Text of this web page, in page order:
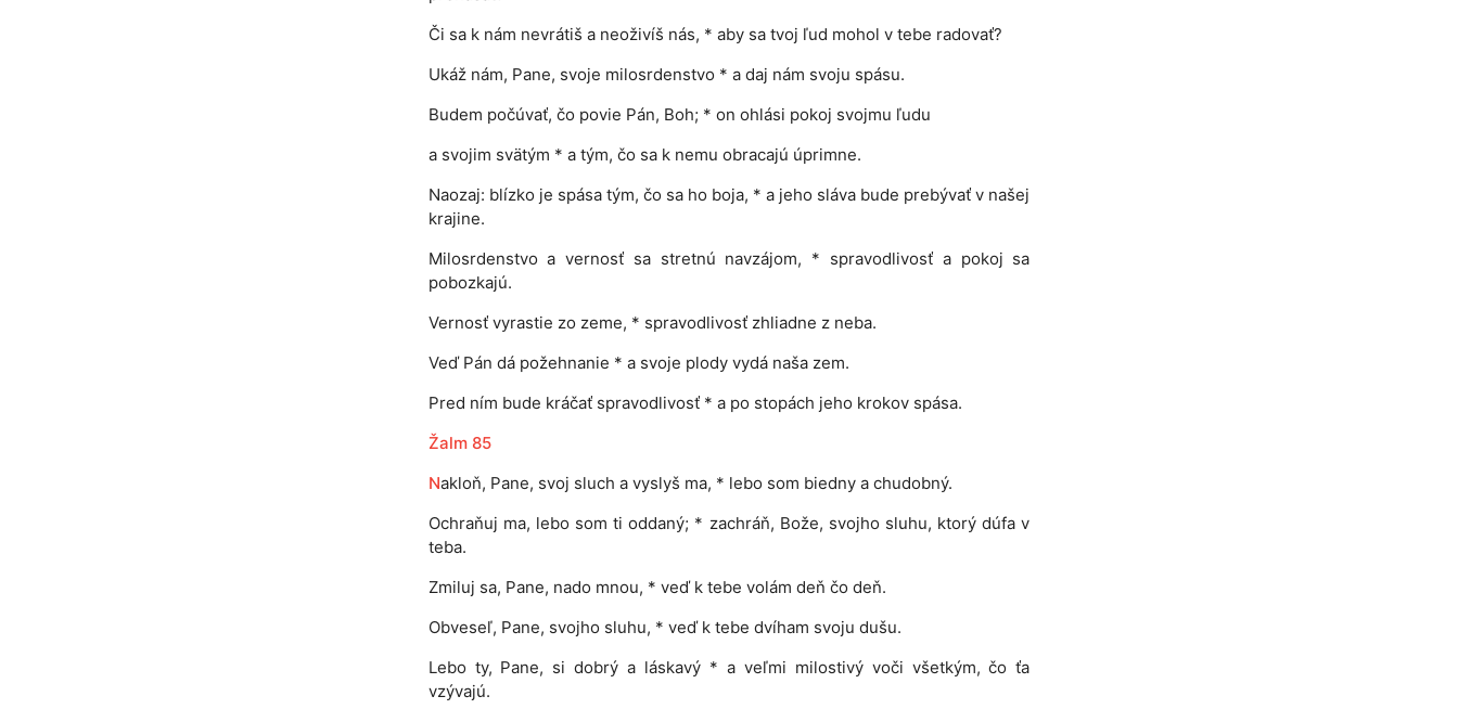
Či sa k nám nevrátiš a neoživíš nás, * aby sa tvoj ľud mohol v tebe radovať?
Ukáž nám, Pane, svoje milosrdenstvo * a daj nám svoju spásu.
Budem počúvať, čo povie Pán, Boh; * on ohlási pokoj svojmu ľudu
a svojim svätým * a tým, čo sa k nemu obracajú úprimne.
Naozaj: blízko je spása tým, čo sa ho boja, * a jeho sláva bude prebývať v našej
krajine.
Milosrdenstvo a vernosť sa stretnú navzájom, * spravodlivosť a pokoj sa
pobozkajú.
Vernosť vyrastie zo zeme, * spravodlivosť zhliadne z neba.
Veď Pán dá požehnanie * a svoje plody vydá naša zem.
Pred ním bude kráčať spravodlivosť * a po stopách jeho krokov spása.
Žalm 85
Nakloň, Pane, svoj sluch a vyslyš ma, * lebo som biedny a chudobný.
Ochraňuj ma, lebo som ti oddaný; * zachráň, Bože, svojho sluhu, ktorý dúfa v
teba.
Zmiluj sa, Pane, nado mnou, * veď k tebe volám deň čo deň.
Obveseľ, Pane, svojho sluhu, * veď k tebe dvíham svoju dušu.
Lebo ty, Pane, si dobrý a láskavý * a veľmi milostivý voči všetkým, čo ťa
vzývajú.